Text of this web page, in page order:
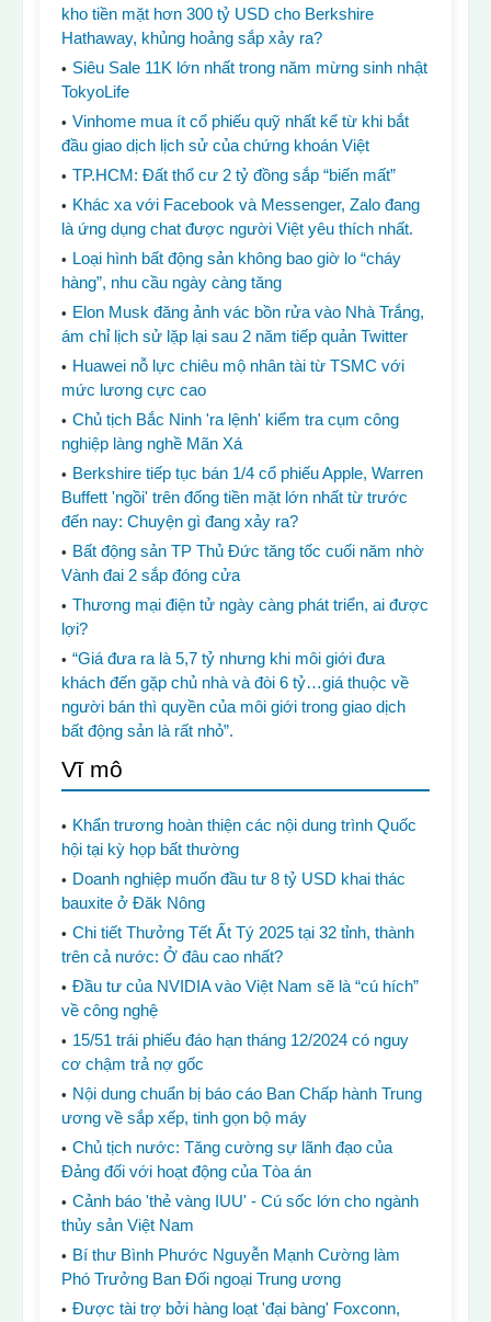
kho tiền mặt hơn 300 tỷ USD cho Berkshire
Hathaway, khủng hoảng sắp xảy ra?
Siêu Sale 11K lớn nhất trong năm mừng sinh nhật
TokyoLife
Vinhome mua ít cổ phiếu quỹ nhất kể từ khi bắt
đầu giao dịch lịch sử của chứng khoán Việt
TP.HCM: Đất thổ cư 2 tỷ đồng sắp “biến mất”
Khác xa với Facebook và Messenger, Zalo đang
là ứng dụng chat được người Việt yêu thích nhất.
Loại hình bất động sản không bao giờ lo “cháy
hàng”, nhu cầu ngày càng tăng
Elon Musk đăng ảnh vác bồn rửa vào Nhà Trắng,
ám chỉ lịch sử lặp lại sau 2 năm tiếp quản Twitter
Huawei nỗ lực chiêu mộ nhân tài từ TSMC với
mức lương cực cao
Chủ tịch Bắc Ninh 'ra lệnh' kiểm tra cụm công
nghiệp làng nghề Mãn Xá
Berkshire tiếp tục bán 1/4 cổ phiếu Apple, Warren
Buffett 'ngồi' trên đống tiền mặt lớn nhất từ ​​trước
đến nay: Chuyện gì đang xảy ra?
Bất động sản TP Thủ Đức tăng tốc cuối năm nhờ
Vành đai 2 sắp đóng cửa
Thương mại điện tử ngày càng phát triển, ai được
lợi?
“Giá đưa ra là 5,7 tỷ nhưng khi môi giới đưa
khách đến gặp chủ nhà và đòi 6 tỷ…giá thuộc về
người bán thì quyền của môi giới trong giao dịch
bất động sản là rất nhỏ”.
Vĩ mô
Khẩn trương hoàn thiện các nội dung trình Quốc
hội tại kỳ họp bất thường
Doanh nghiệp muốn đầu tư 8 tỷ USD khai thác
bauxite ở Đăk Nông
Chi tiết Thưởng Tết Ất Tý 2025 tại 32 tỉnh, thành
trên cả nước: Ở đâu cao nhất?
Đầu tư của NVIDIA vào Việt Nam sẽ là “cú hích”
về công nghệ
15/51 trái phiếu đáo hạn tháng 12/2024 có nguy
cơ chậm trả nợ gốc
Nội dung chuẩn bị báo cáo Ban Chấp hành Trung
ương về sắp xếp, tinh gọn bộ máy
Chủ tịch nước: Tăng cường sự lãnh đạo của
Đảng đối với hoạt động của Tòa án
Cảnh báo 'thẻ vàng IUU' - Cú sốc lớn cho ngành
thủy sản Việt Nam
Bí thư Bình Phước Nguyễn Mạnh Cường làm
Phó Trưởng Ban Đối ngoại Trung ương
Được tài trợ bởi hàng loạt 'đại bàng' Foxconn,